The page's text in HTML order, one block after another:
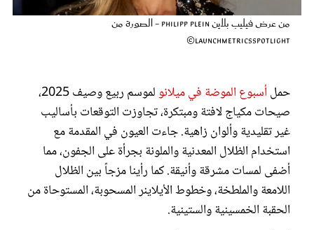
من عرض فيليب بلاين Philipp Plein - الصورة من
LaunchmetricsSpotlight©
حملأسبوع الموضة في ميلانو
لموسم ربيع وصيف 2025،
صيحات مكياج لافتة ومبتكرة، تجاوزت التوقعات بأساليب
غير تقليدية وألوان زاهية. جاءت العيون في المقدمة مع
استخدام الظلال المعدنية والملونة بجرأة على الجفون، مما
أضفى لمسات مشرقة وأنيقة. كما رأينا مزجاً بين الظلال
اللامعة والملطخة، وخطوط الأيلاينر المسحوبة، المستوحاة من
الحقبة الخمسينية والستينية.
مجلة سيدتي
غلاف رفمي